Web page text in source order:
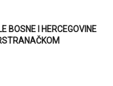
BOSNE I HERCEGOVINE